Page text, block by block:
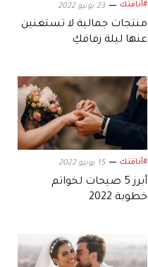
#أناقتك 23 يونيو 2022
منتجات جمالية لا تستغنين
عنها ليلة زفافكِ
#أناقتك 15 يونيو 2022
أبرز 5 صيحات لخواتم
خطوبة 2022